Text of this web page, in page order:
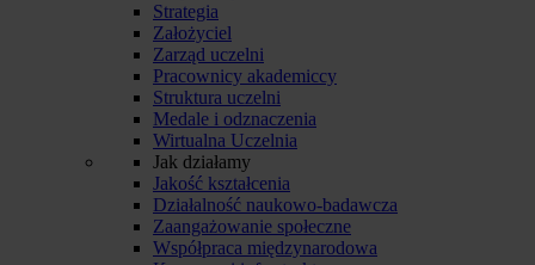
Strategia
Założyciel
Zarząd uczelni
Pracownicy akademiccy
Struktura uczelni
Medale i odznaczenia
Wirtualna Uczelnia
Jak działamy
Jakość kształcenia
Działalność naukowo-badawcza
Zaangażowanie społeczne
Współpraca międzynarodowa